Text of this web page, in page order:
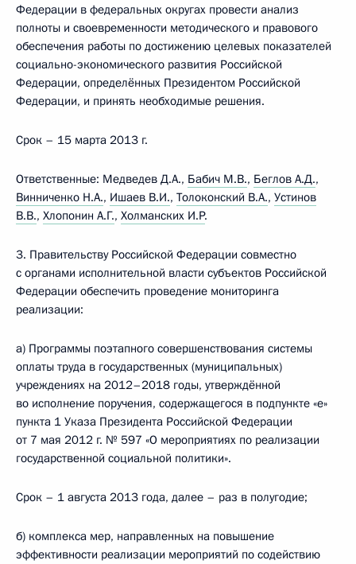
Федерации в федеральных округах провести анализ
полноты и своевременности методического и правового
обеспечения работы по достижению целевых показателей
социально-экономического развития Российской
Федерации, определённых Президентом Российской
Федерации, и принять необходимые решения.
Срок – 15 марта 2013 г.
Ответственные: Медведев Д.А., Бабич М.В., Беглов А.Д.,
Винниченко Н.А., Ишаев В.И., Толоконский В.А., Устинов
В.В., Хлопонин А.Г., Холманских И.Р.
3. Правительству Российской Федерации совместно
с органами исполнительной власти субъектов Российской
Федерации обеспечить проведение мониторинга
реализации:
а) Программы поэтапного совершенствования системы
оплаты труда в государственных (муниципальных)
учреждениях на 2012–2018 годы, утверждённой
во исполнение поручения, содержащегося в подпункте «е»
пункта 1 Указа Президента Российской Федерации
от 7 мая 2012 г. № 597 «О мероприятиях по реализации
государственной социальной политики».
Срок – 1 августа 2013 года, далее – раз в полугодие;
б) комплекса мер, направленных на повышение
эффективности реализации мероприятий по содействию